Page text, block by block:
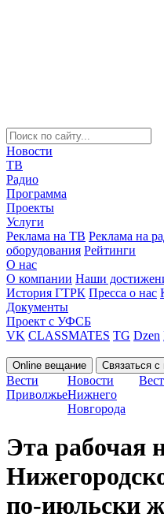
Новости
ТВ
Радио
Программа
Проекты
Услуги
Реклама на ТВ Реклама на
оборудования Рейтинги
О нас
О компании Наши
История ГТРК Пресса о нас
Документы
Проект с УФСБ
VK CLASSMATES TG Dzen
Online вещание Связаться с
Вести
Приволжье
Новости
Нижнего
Новгорода
Эта рабочая
по-июльски